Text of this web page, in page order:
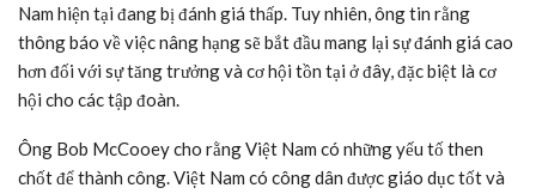
Nam hiện tại đang bị đánh giá thấp. Tuy nhiên, ông tin rằng
thông báo về việc nâng hạng sẽ bắt đầu mang lại sự đánh giá cao
hơn đối với sự tăng trưởng và cơ hội tồn tại ở đây, đặc biệt là cơ
hội cho các tập đoàn.
Ông Bob McCooey cho rằng Việt Nam có những yếu tố then
chốt để thành công. Việt Nam có công dân được giáo dục tốt và